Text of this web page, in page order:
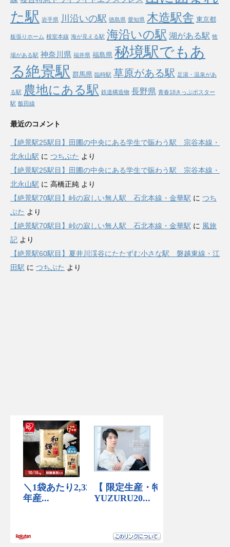
た駅 岩手県 川沿いの駅 徳島県 愛知県 木造駅舎 東京都
板張りホーム 根室本線 海が見える駅 海沿いの駅 湖がある駅 牧
場がある駅 神奈川県 福井県 福島県 秘境駅でもあ
る絶景駅 群馬県 臨時駅 草原がある駅 足湯・温泉があ
る駅 農地にある駅 鉄道構造物 長野県 青春18きっぷポスター
駅 飯田線
最近のコメント
【絶景駅25駅目】田圃の中央にある学生で賑わう駅 宗谷本線・
北永山駅 に つちぶた より
【絶景駅25駅目】田圃の中央にある学生で賑わう駅 宗谷本線・
北永山駅 に 高橋正純 より
【絶景駅70駅目】峠の寂しい無人駅 石北本線・金華駅 に つち
ぶた より
【絶景駅70駅目】峠の寂しい無人駅 石北本線・金華駅 に 風旅
記 より
【絶景駅60駅目】夏井川渓谷にたたずむ小さな駅 磐越東線・江
田駅 に つちぶた より